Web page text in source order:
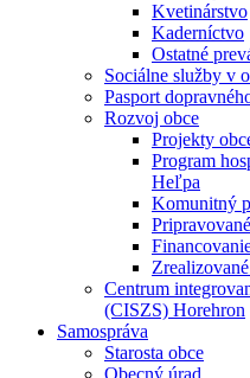
Kvetinárstvo
Kaderníctvo
Ostatné
Sociálne služby v
Pasport
Rozvoj obce
Projekty
Program
Heľpa
Komunitný
Centrum
(CISZS) Horehron
Samospráva
Starosta obce
Obecný úrad